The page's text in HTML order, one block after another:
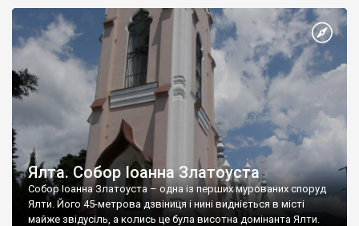
Ялта. Собор Іоанна Златоуста
Собор Іоанна Златоуста – одна із перших мурованих споруд
Ялти. Його 45-метрова дзвіниця і нині видніється в місті
майже звідусіль, а колись це була висотна домінанта Ялти.